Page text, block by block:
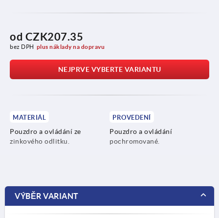
od CZK207.35
bez DPH plus náklady na dopravu
NEJPRVE VYBERTE VARIANTU
MATERIÁL
Pouzdro a ovládání ze
zinkového odlitku.
PROVEDENÍ
Pouzdro a ovládání
pochromované.
VÝBĚR VARIANT